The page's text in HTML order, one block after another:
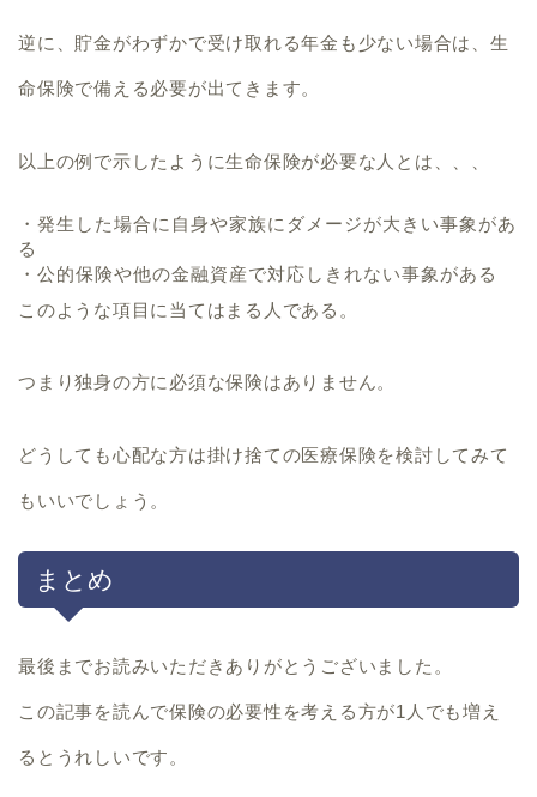
逆に、貯金がわずかで受け取れる年金も少ない場合は、生
命保険で備える必要が出てきます。
以上の例で示したように生命保険が必要な人とは、、、
・発生した場合に自身や家族にダメージが大きい事象があ
る
・公的保険や他の金融資産で対応しきれない事象がある
このような項目に当てはまる人である。
つまり独身の方に必須な保険はありません。
どうしても心配な方は掛け捨ての医療保険を検討してみて
もいいでしょう。
まとめ
最後までお読みいただきありがとうございました。
この記事を読んで保険の必要性を考える方が1人でも増え
るとうれしいです。